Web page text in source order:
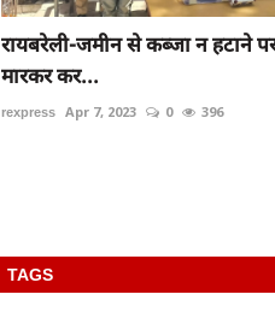
रायबरेली-जमीन से कब्जा न हटाने
मारकर कर...
rexpress Apr 7, 2023 0 396
TAGS